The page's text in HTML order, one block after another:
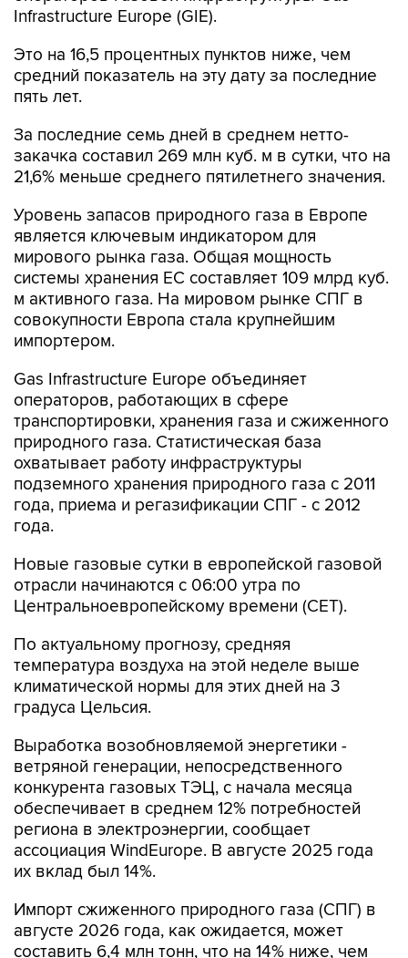
Infrastructure Europe (GIE).
Это на 16,5 процентных пунктов ниже, чем
средний показатель на эту дату за последние
пять лет.
За последние семь дней в среднем нетто-
закачка составил 269 млн куб. м в сутки, что на
21,6% меньше среднего пятилетнего значения.
Уровень запасов природного газа в Европе
является ключевым индикатором для
мирового рынка газа. Общая мощность
системы хранения ЕС составляет 109 млрд куб.
м активного газа. На мировом рынке СПГ в
совокупности Европа стала крупнейшим
импортером.
Gas Infrastructure Europe объединяет
операторов, работающих в сфере
транспортировки, хранения газа и сжиженного
природного газа. Статистическая база
охватывает работу инфраструктуры
подземного хранения природного газа с 2011
года, приема и регазификации СПГ - с 2012
года.
Новые газовые сутки в европейской газовой
отрасли начинаются c 06:00 утра по
Центральноевропейскому времени (CET).
По актуальному прогнозу, средняя
температура воздуха на этой неделе выше
климатической нормы для этих дней на 3
градуса Цельсия.
Выработка возобновляемой энергетики -
ветряной генерации, непосредственного
конкурента газовых ТЭЦ, с начала месяца
обеспечивает в среднем 12% потребностей
региона в электроэнергии, сообщает
ассоциация WindEurope. В августе 2025 года
их вклад был 14%.
Импорт сжиженного природного газа (СПГ) в
августе 2026 года, как ожидается, может
составить 6,4 млн тонн, что на 14% ниже, чем